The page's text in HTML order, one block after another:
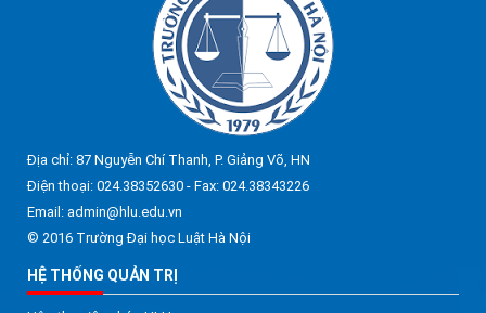
Địa chỉ: 87 Nguyễn Chí Thanh, P. Giảng Võ, HN
Điện thoại: 024.38352630 - Fax: 024.38343226
Email: admin@hlu.edu.vn
© 2016 Trường Đại học Luật Hà Nội
HỆ THỐNG QUẢN TRỊ